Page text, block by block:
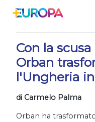
30/03/2020
Con la
Orban
l'Ungheria
di Carmelo Palma
Orban ha